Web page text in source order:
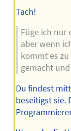
Tach!
Füge ich nur
aber wenn
kommt es zu
gemacht
Du findest
beseitigst sie.